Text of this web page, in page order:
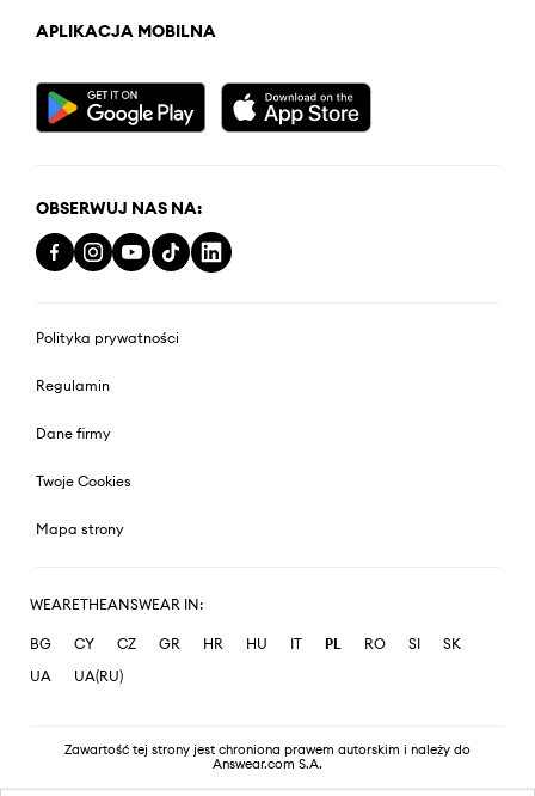
APLIKACJA MOBILNA
OBSERWUJ NAS NA:
Polityka prywatności
Regulamin
Dane firmy
Twoje Cookies
Mapa strony
WEARETHEANSWEAR IN:
BG CY CZ GR HR HU IT PL RO SI
SK
UA
UA(RU)
Zawartość tej strony jest chroniona prawem autorskim i należy do
Answear.com S.A.